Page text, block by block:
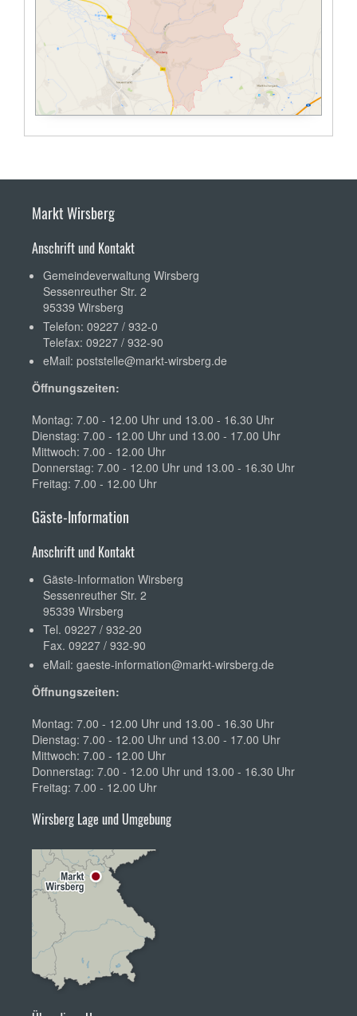
Markt Wirsberg
Anschrift und Kontakt
Gemeindeverwaltung Wirsberg
Sessenreuther Str. 2
95339 Wirsberg
Telefon: 09227 / 932-0
Telefax: 09227 / 932-90
eMail: poststelle@markt-wirsberg.de
Öffnungszeiten:
Montag: 7.00 - 12.00 Uhr und 13.00 - 16.30 Uhr
Dienstag: 7.00 - 12.00 Uhr und 13.00 - 17.00 Uhr
Mittwoch: 7.00 - 12.00 Uhr
Donnerstag: 7.00 - 12.00 Uhr und 13.00 - 16.30 Uhr
Freitag: 7.00 - 12.00 Uhr
Gäste-Information
Anschrift und Kontakt
Gäste-Information Wirsberg
Sessenreuther Str. 2
95339 Wirsberg
Tel. 09227 / 932-20
Fax. 09227 / 932-90
eMail: gaeste-information@markt-wirsberg.de
Öffnungszeiten:
Montag: 7.00 - 12.00 Uhr und 13.00 - 16.30 Uhr
Dienstag: 7.00 - 12.00 Uhr und 13.00 - 17.00 Uhr
Mittwoch: 7.00 - 12.00 Uhr
Donnerstag: 7.00 - 12.00 Uhr und 13.00 - 16.30 Uhr
Freitag: 7.00 - 12.00 Uhr
Wirsberg Lage und Umgebung